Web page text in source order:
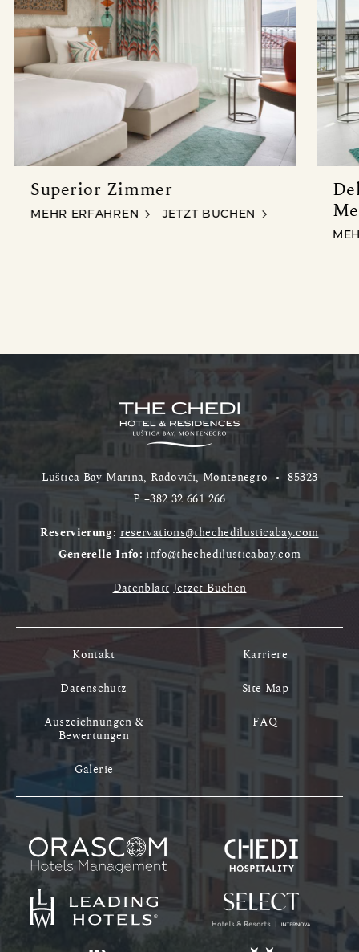
Superior Zimmer
SUPERIOR ZIMMER
MEHR ERFAHREN JETZT BUCHEN
Luštica Bay Marina, Radovići, Montenegro •85323
P +382 32 661 266
Reservierung: reservations@thechedilusticabay.com
Generelle Info: info@thechedilusticabay.com
Datenblatt Jetzet Buchen
Kontakt
Karriere
Datenschutz
Site Map
Auszeichnungen &
Bewertungen
FAQ
Galerie